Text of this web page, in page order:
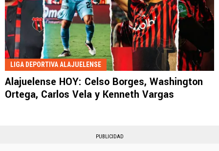
LIGA DEPORTIVA ALAJUELENSE
Alajuelense HOY: Celso Borges, Washington
Ortega, Carlos Vela y Kenneth Vargas
PUBLICIDAD